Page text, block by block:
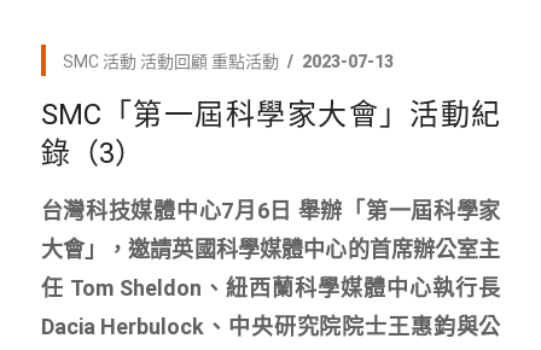
SMC 活動 活動回顧 重點活動 2023-07-13
SMC「第一屆科學家大會」活動紀
錄（3）
台灣科技媒體中心7月6日​ 舉辦「第一屆科學家
大會」，邀請英國科學媒體中心的首席辦公室主
任 Tom Sheldon、紐西蘭科學媒體中心執行長
Dacia Herbulock、中央研究院院士王惠鈞與公